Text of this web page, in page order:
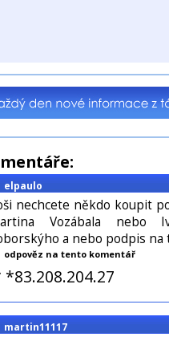
elpaulo
nechcete někdo koupit
Vozábala nebo
a nebo podpis na
odpověz na tento komentář
martin11117